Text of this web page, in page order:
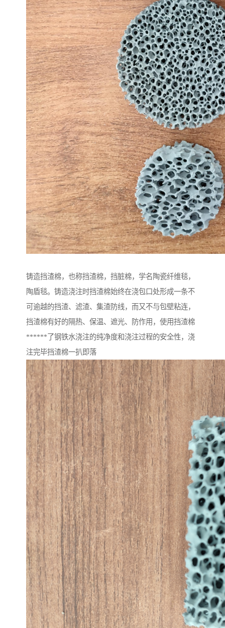
铸造挡渣棉，也称挡渣棉，挡脏棉，学名陶瓷纤维毯，
陶盾毯。铸造浇注时挡渣棉始终在浇包口处形成一条不
可逾越的挡渣、滤渣、集渣防线，而又不与包壁粘连，
挡渣棉有好的隔热、保温、遮光、防作用，使用挡渣棉
******了钢铁水浇注的纯净度和浇注过程的安全性，浇
注完毕挡渣棉一扒即落